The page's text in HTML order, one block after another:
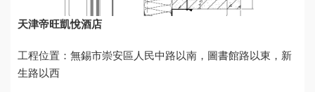
天津帝旺凱悅酒店
工程位置：無錫市崇安區人民中路以南，圖書館路以東，新
生路以西